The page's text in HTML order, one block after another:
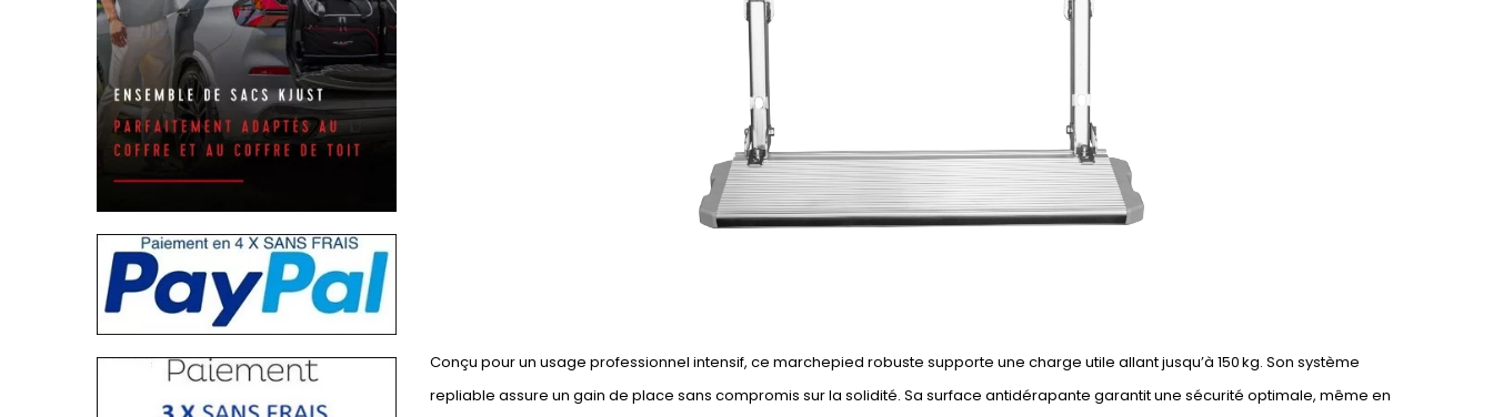
Conçu pour un usage professionnel intensif, ce marchepied robuste supporte une charge utile allant jusqu’à 150 kg. Son système
repliable assure un gain de place sans compromis sur la solidité. Sa surface antidérapante garantit une sécurité optimale, même en